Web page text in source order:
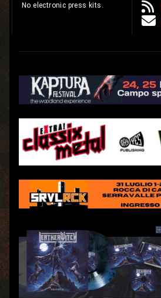
No electronic press kits.